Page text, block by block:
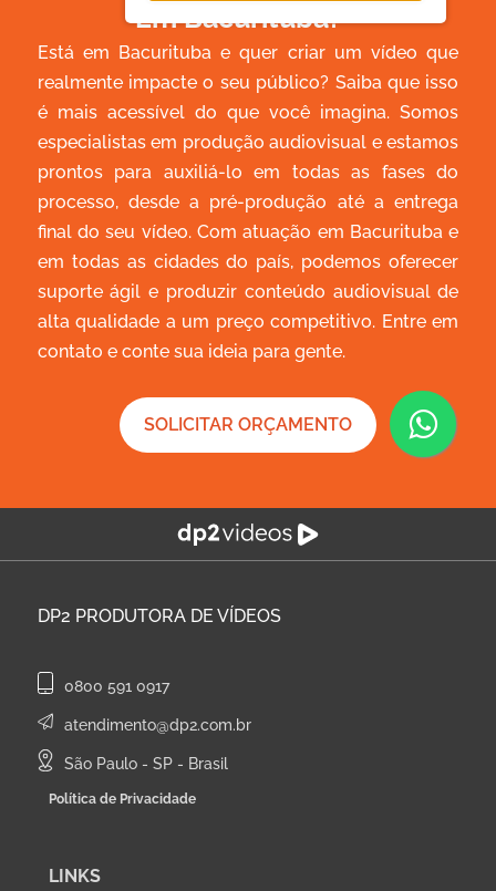
Em Bacurituba?
Está em Bacurituba e quer criar um vídeo que
realmente impacte o seu público? Saiba que isso
é mais acessível do que você imagina. Somos
especialistas em produção audiovisual e estamos
prontos para auxiliá-lo em todas as fases do
processo, desde a pré-produção até a entrega
final do seu vídeo. Com atuação em Bacurituba e
em todas as cidades do país, podemos oferecer
suporte ágil e produzir conteúdo audiovisual de
alta qualidade a um preço competitivo. Entre em
contato e conte sua ideia para gente.
SOLICITAR ORÇAMENTO
DP2 PRODUTORA DE VÍDEOS
0800 591 0917
atendimento@dp2.com.br
São Paulo - SP - Brasil
Política de Privacidade
LINKS